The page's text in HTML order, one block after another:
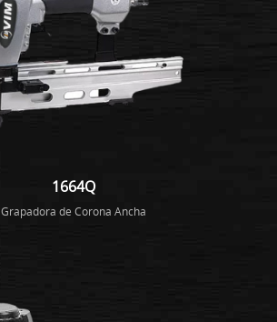
1664Q
Grapadora de Corona Ancha